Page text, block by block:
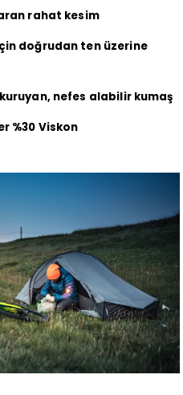
rahat kesim
doğrudan ten üzerine
nefes alabilir kumaş
%30 Viskon